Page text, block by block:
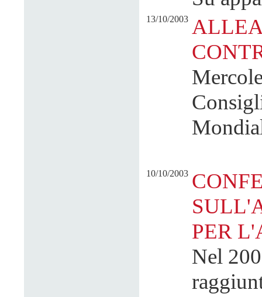
13/10/2003
10/10/2003
PER
Nel